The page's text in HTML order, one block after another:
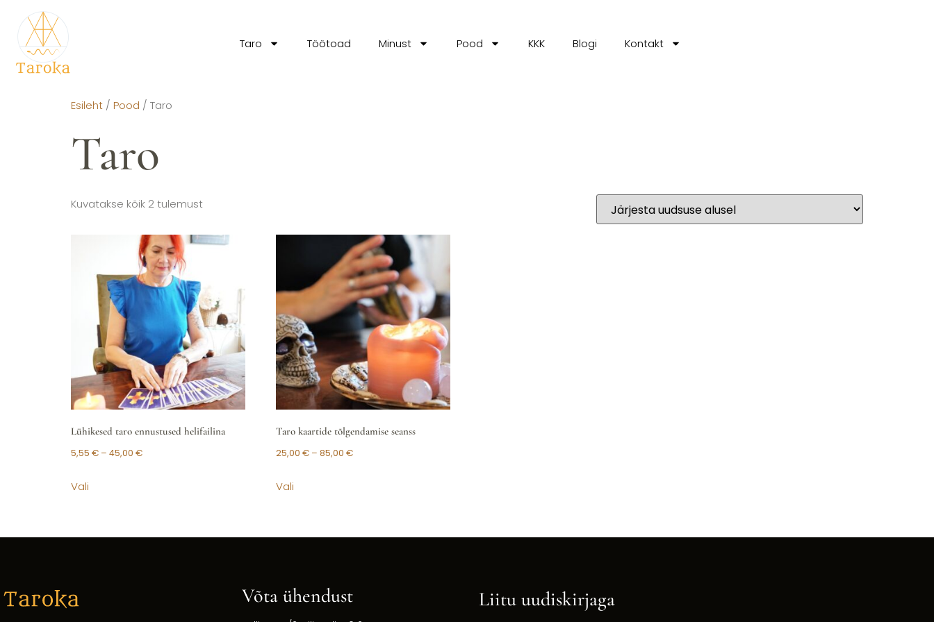
Taro Töötoad Minust Pood KKK Blogi Kontakt
Esileht / Pood / Taro
Taro
Kuvatakse kõik 2 tulemust
Lühikesed taro ennustused helifailina
5,55 € – 45,00 €
Vali
Taro kaartide tõlgendamise seanss
25,00 € – 85,00 €
Vali
Võta ühendust Liitu uudiskirjaga